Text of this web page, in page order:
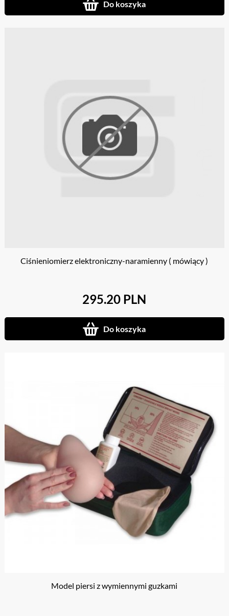
Do koszyka
Ciśnieniomierz elektroniczny-naramienny ( mówiący )
295.20 PLN
Do koszyka
Model piersi z wymiennymi guzkami